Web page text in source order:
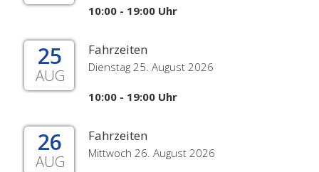
10:00 - 19:00 Uhr
25
AUG
Fahrzeiten
Dienstag 25. August 2026
10:00 - 19:00 Uhr
26
AUG
Fahrzeiten
Mittwoch 26. August 2026